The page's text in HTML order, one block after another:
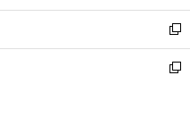
開
く
ウ
で
開
く
ン
ド
ウ
で
ウ
ィ
ン
ド
新
し
い
新